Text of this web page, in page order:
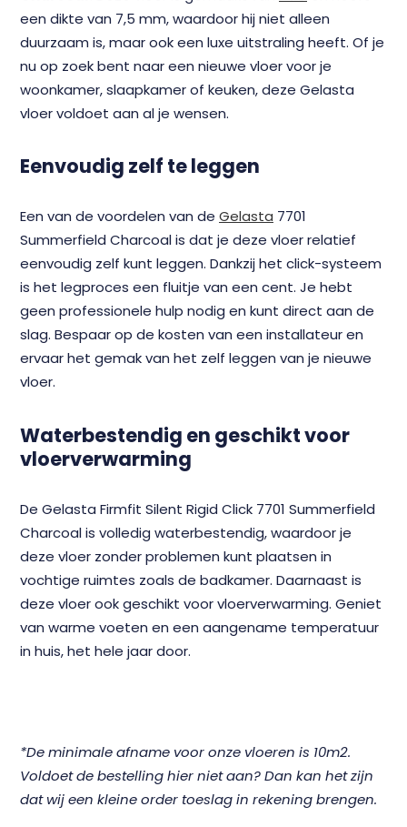
een dikte van 7,5 mm, waardoor hij niet alleen
duurzaam is, maar ook een luxe uitstraling heeft. Of je
nu op zoek bent naar een nieuwe vloer voor je
woonkamer, slaapkamer of keuken, deze Gelasta
vloer voldoet aan al je wensen.
Eenvoudig zelf te leggen
Een van de voordelen van de Gelasta 7701
Summerfield Charcoal is dat je deze vloer relatief
eenvoudig zelf kunt leggen. Dankzij het click-systeem
is het legproces een fluitje van een cent. Je hebt
geen professionele hulp nodig en kunt direct aan de
slag. Bespaar op de kosten van een installateur en
ervaar het gemak van het zelf leggen van je nieuwe
vloer.
Waterbestendig en geschikt voor
vloerverwarming
De Gelasta Firmfit Silent Rigid Click 7701 Summerfield
Charcoal is volledig waterbestendig, waardoor je
deze vloer zonder problemen kunt plaatsen in
vochtige ruimtes zoals de badkamer. Daarnaast is
deze vloer ook geschikt voor vloerverwarming. Geniet
van warme voeten en een aangename temperatuur
in huis, het hele jaar door.
*De minimale afname voor onze vloeren is 10m2.
Voldoet de bestelling hier niet aan? Dan kan het zijn
dat wij een kleine order toeslag in rekening brengen.